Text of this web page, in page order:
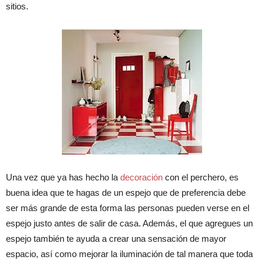
sitios.
Una vez que ya has hecho la decoración con el perchero, es
buena idea que te hagas de un espejo que de preferencia debe
ser más grande de esta forma las personas pueden verse en el
espejo justo antes de salir de casa. Además, el que agregues un
espejo también te ayuda a crear una sensación de mayor
espacio, así como mejorar la iluminación de tal manera que toda